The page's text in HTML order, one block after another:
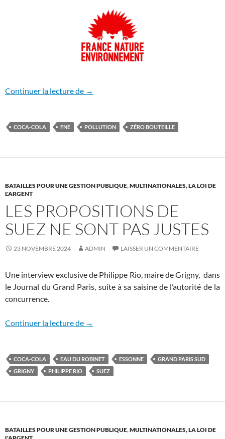
Continuer la lecture de FNE porte plainte contre Coca-Cola
→
COCA-COLA FNE POLLUTION ZÉRO BOUTEILLE
BATAILLES POUR UNE GESTION PUBLIQUE,MULTINATIONALES, LA LOI DE
L'ARGENT
LES PROPOSITIONS DE
SUEZ NE SONT PAS JUSTES
23 NOVEMBRE 2024 ADMIN LAISSER UN COMMENTAIRE
Une interview exclusive de Philippe Rio, maire de Grigny, dans
le Journal du Grand Paris, suite à sa saisine de l’autorité de la
concurrence.
Continuer la lecture de Les propositions de Suez ne sont pas
→
COCA-COLA EAU DU ROBINET ESSONNE
GRAND PARIS SUD
GRIGNY
PHILIPPE RIO SUEZ
BATAILLES POUR UNE GESTION PUBLIQUE,MULTINATIONALES, LA LOI DE